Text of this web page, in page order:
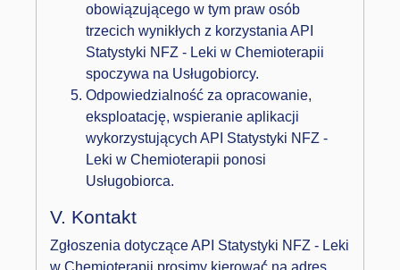
obowiązującego w tym praw osób
trzecich wynikłych z korzystania API
Statystyki NFZ - Leki w Chemioterapii
spoczywa na Usługobiorcy.
Odpowiedzialność za opracowanie,
eksploatację, wspieranie aplikacji
wykorzystujących API Statystyki NFZ -
Leki w Chemioterapii ponosi
Usługobiorca.
V. Kontakt
Zgłoszenia dotyczące API Statystyki NFZ - Leki
w Chemioterapii prosimy kierować́ na adres